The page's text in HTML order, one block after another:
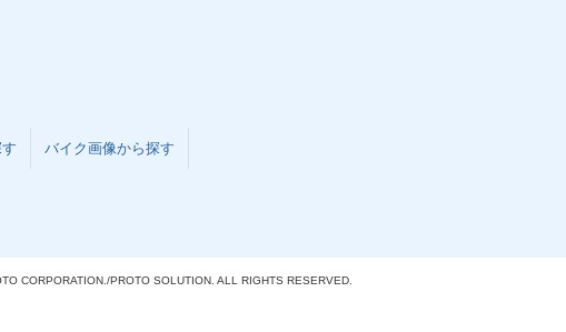
バイク画像から探す
CORPORATION./PROTO SOLUTION. ALL RIGHTS RESERVED.